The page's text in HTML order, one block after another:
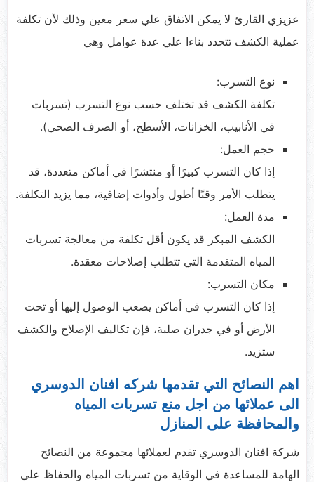
عزيزي القارئ لا يمكن الاتفاق علي سعر معين وذلك لأن تكلفة
عملية الكشف تتحدد بناءا علي عدة عوامل وهي
نوع التسرب:
تكلفة الكشف قد تختلف حسب نوع التسرب (تسربات
في الأنابيب، الخزانات، الأسطح، أو الصرف الصحي).
حجم العمل:
إذا كان التسرب كبيرًا أو منتشرًا في أماكن متعددة، قد
يتطلب الأمر وقتًا أطول وأدوات إضافية، مما يزيد التكلفة.
مدة العمل:
الكشف المبكر قد يكون أقل تكلفة من معالجة تسربات
المياه المتقدمة التي تتطلب إصلاحات معقدة.
مكان التسرب:
إذا كان التسرب في أماكن يصعب الوصول إليها أو تحت
الأرض أو في جدران صلبة، فإن تكاليف الإصلاح والكشف
ستزيد.
اهم النصائح التي تقدمها شركه افنان الدوسري
الى عملائها من اجل منع تسربات المياه
والمحافظة على المنازل
شركة افنان الدوسري تقدم لعملائها مجموعة من النصائح
الهامة للمساعدة في الوقاية من تسربات المياه والحفاظ على